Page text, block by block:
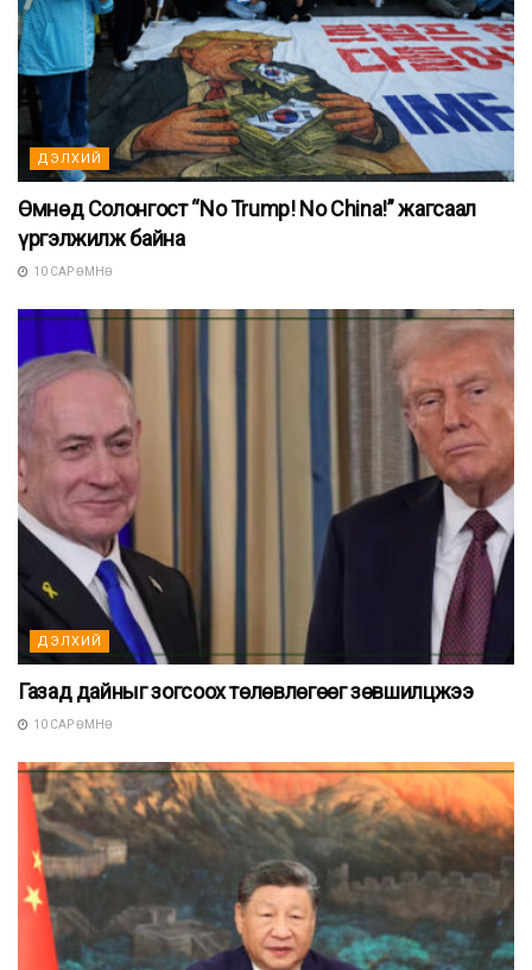
ДЭЛХИЙ
Өмнөд Солонгост “No Trump! No China!” жагсаал
үргэлжилж байна
10 САР ӨМНӨ
ДЭЛХИЙ
Газад дайныг зогсоох төлөвлөгөөг зөвшилцжээ
10 САР ӨМНӨ